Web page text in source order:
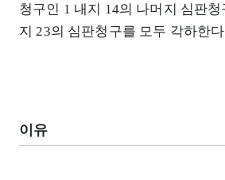
청구인 1 내지 14의 나머지 심판청
지 23의 심판청구를 모두 각하한
이유